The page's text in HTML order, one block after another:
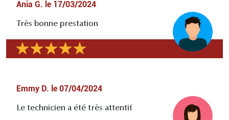
Ania G. le 17/03/2024
Très bonne prestation
Emmy D. le 07/04/2024
Le technicien a été très attentif